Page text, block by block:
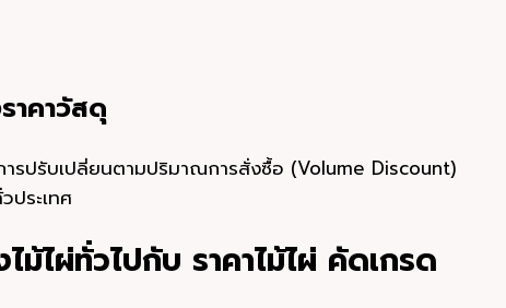
าคาวัสดุ
ารปรับเปลี่ยนตามปริมาณการสั่งซื้อ (Volume Discount)
ประเทศ
ม้ไผ่ทั่วไปกับ ราคาไม้ไผ่ คัดเกรด